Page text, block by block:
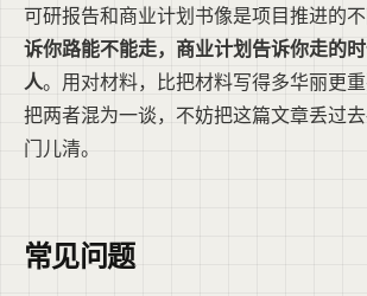
可研报告和商业计划书像是项目推进的不
诉你路能不能走，商业计划告诉你走的
人。用对材料，比把材料写得多华丽更
把两者混为一谈，不妨把这篇文章丢过
门儿清。
常见问题